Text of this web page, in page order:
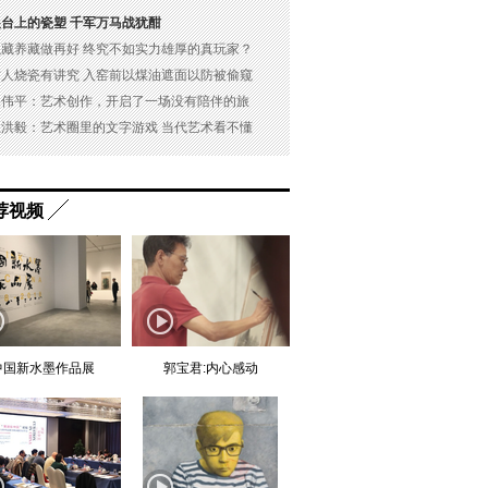
上的瓷塑 千军万马战犹酣
养藏做再好 终究不如实力雄厚的真玩家？
烧瓷有讲究 入窑前以煤油遮面以防被偷窥
平：艺术创作，开启了一场没有陪伴的旅
毅：艺术圈里的文字游戏 当代艺术看不懂
视频
国新水墨作品展 郭宝君:内心感动